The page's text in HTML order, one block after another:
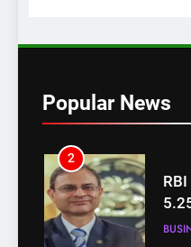
Popular NewsINDIA
2